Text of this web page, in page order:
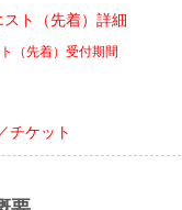
ト（先着）詳細
（先着）受付期間
チケット